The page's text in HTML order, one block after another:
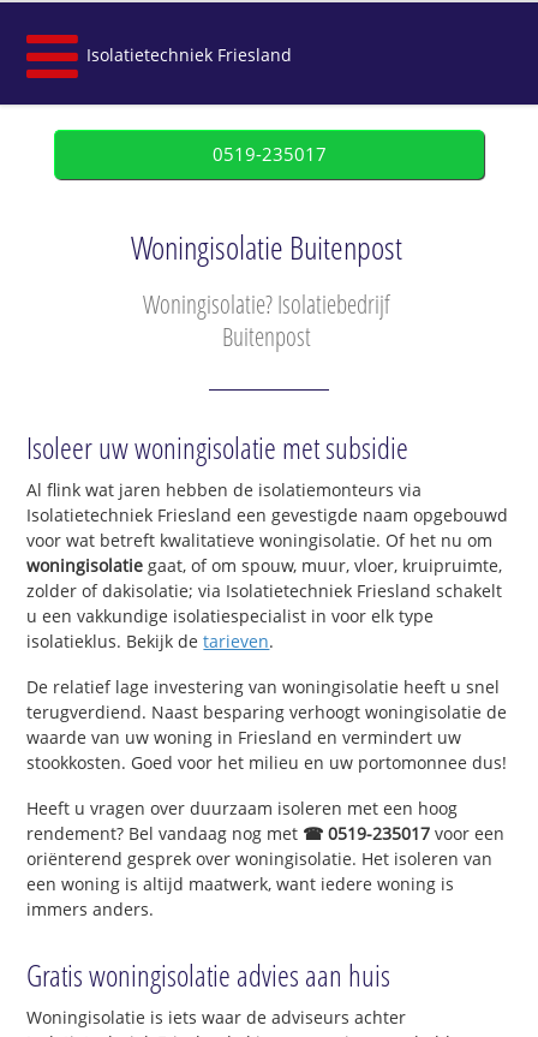
Isolatietechniek Friesland
0519-235017
Woningisolatie Buitenpost
Woningisolatie? Isolatiebedrijf
Buitenpost
Isoleer uw woningisolatie met subsidie
Al flink wat jaren hebben de isolatiemonteurs via
Isolatietechniek Friesland een gevestigde naam opgebouwd
voor wat betreft kwalitatieve woningisolatie. Of het nu om
woningisolatie gaat, of om spouw, muur, vloer, kruipruimte,
zolder of dakisolatie; via Isolatietechniek Friesland schakelt
u een vakkundige isolatiespecialist in voor elk type
isolatieklus. Bekijk detarieven.
De relatief lage investering van woningisolatie heeft u snel
terugverdiend. Naast besparing verhoogt woningisolatie de
waarde van uw woning in Friesland en vermindert uw
stookkosten. Goed voor het milieu en uw portomonnee dus!
Heeft u vragen over duurzaam isoleren met een hoog
rendement? Bel vandaag nog met ☎ 0519-235017 voor een
oriënterend gesprek over woningisolatie. Het isoleren van
een woning is altijd maatwerk, want iedere woning is
immers anders.
Gratis woningisolatie advies aan huis
Woningisolatie is iets waar de adviseurs achter